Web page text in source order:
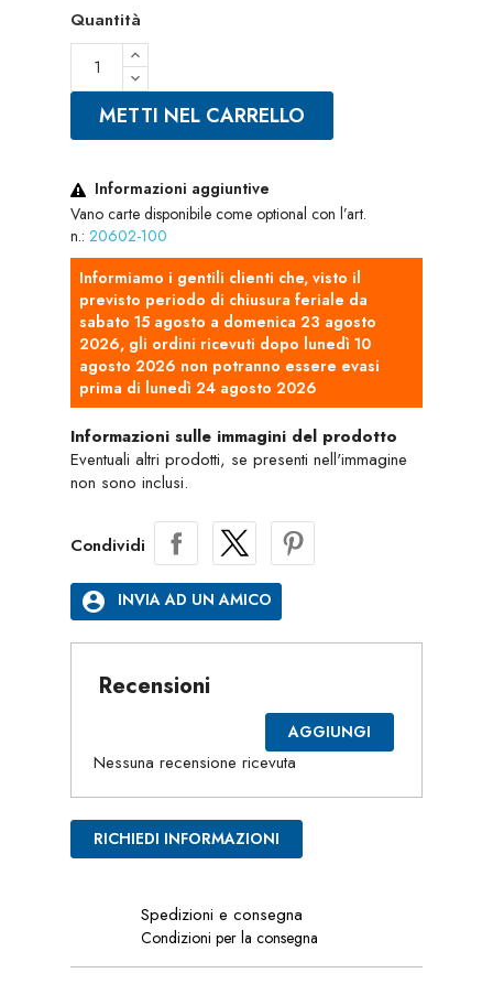
Quantità
METTI NEL CARRELLO
Informazioni aggiuntive
Vano carte disponibile come optional con l’art.
n.: 20602-100
Informiamo i gentili clienti che, visto il
previsto periodo di chiusura feriale da
sabato 15 agosto a domenica 23 agosto
2026, gli ordini ricevuti dopo lunedì 10
agosto 2026 non potranno essere evasi
prima di lunedì 24 agosto 2026
Informazioni sulle immagini del prodotto
Eventuali altri prodotti, se presenti nell'immagine
non sono inclusi.
Condividi
account_circle INVIA AD UN AMICO
Recensioni
AGGIUNGI
Nessuna recensione ricevuta
RICHIEDI INFORMAZIONI
Spedizioni e consegna
Condizioni per la consegna